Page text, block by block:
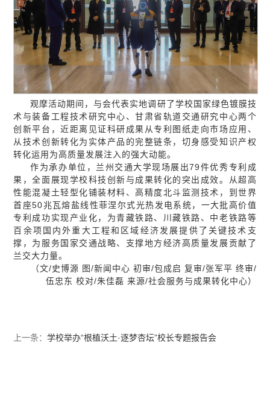
观摩活动期间，与会代表实地调研了学校国家绿色镀膜技
术与装备工程技术研究中心、甘肃省轨道交通研究中心两个
创新平台，近距离见证科研成果从专利图纸走向市场应用、
从技术创新转化为实体产品的完整链条，切身感受知识产权
转化运用为高质量发展注入的强大动能。
作为承办单位，兰州交通大学现场展出79件优秀专利成
果，全面展现学校科技创新与成果转化的突出成效。从超高
性能混凝土轻型化铺装材料、高精度北斗监测技术，到世界
首座50兆瓦熔盐线性菲涅尔式光热发电系统，一大批高价值
专利成功实现产业化，为青藏铁路、川藏铁路、中老铁路等
百余项国内外重大工程和区域经济发展提供了关键技术支
撑，为服务国家交通战略、支撑地方经济高质量发展贡献了
兰交大力量。
（文/史博源 图/新闻中心 初审/包成启 复审/张军平 终审/
伍忠东 校对/朱佳磊 来源/社会服务与成果转化中心）
上一条：学校举办“根植沃土·逐梦杏坛”校长专题报告会